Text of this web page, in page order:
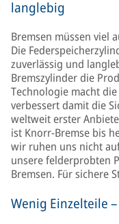
langlebig
Bremsen müssen viel
Die
zuverlässig und
Bremszylinder die
Technologie macht
verbessert damit die
weltweit erster
ist Knorr-Bremse bis
wir ruhen uns nicht
unsere felderprobten
Bremsen. Für sichere
Wenig Einzelteile